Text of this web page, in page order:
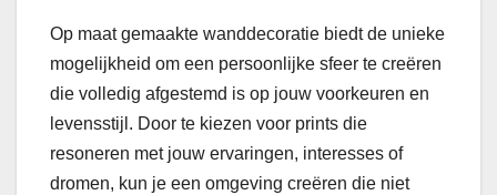
Op maat gemaakte wanddecoratie biedt de unieke
mogelijkheid om een persoonlijke sfeer te creëren
die volledig afgestemd is op jouw voorkeuren en
levensstijl. Door te kiezen voor prints die
resoneren met jouw ervaringen, interesses of
dromen, kun je een omgeving creëren die niet